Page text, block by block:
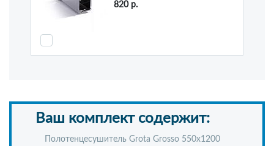
820р.
Ваш комплект содержит:
Полотенцесушитель Grota Grosso 550x1200